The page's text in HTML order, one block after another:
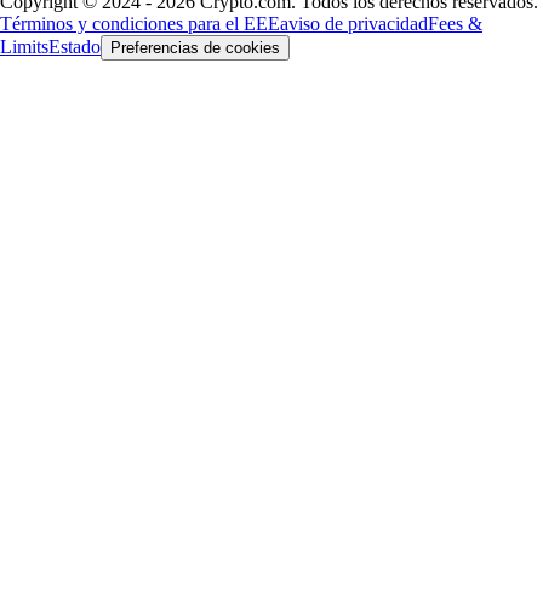
Términos y condiciones para el EEEaviso de privacidadFees &
LimitsEstado Preferencias de cookies